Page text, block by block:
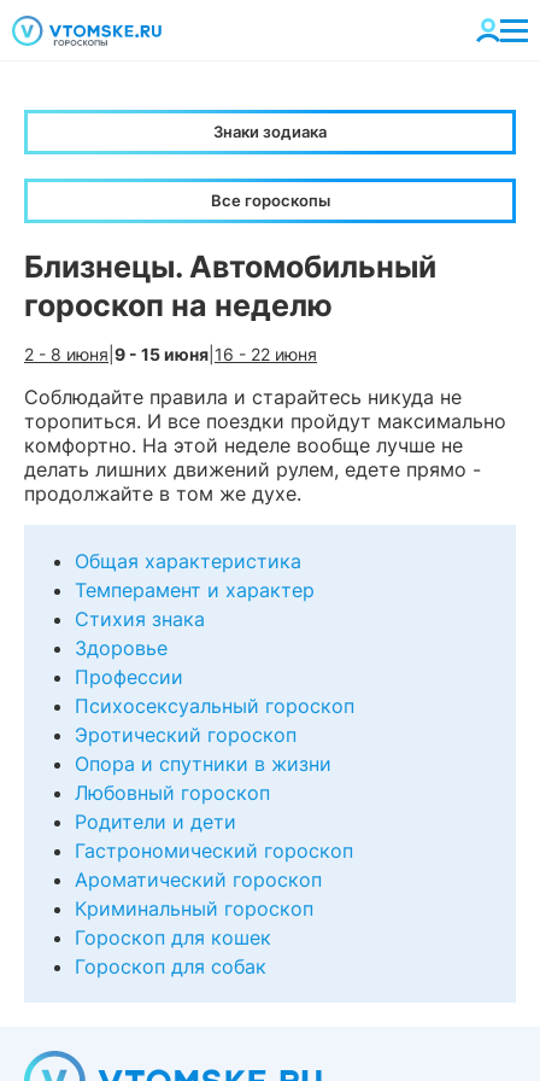
Знаки зодиака
Близнецы. Автомобильный
гороскоп на неделю
2 - 8 июня 9 - 15 июня 16 - 22 июня
Соблюдайте правила и старайтесь никуда не
торопиться. И все поездки пройдут максимально
комфортно. На этой неделе вообще лучше не
делать лишних движений рулем, едете прямо -
продолжайте в том же духе.
Общая характеристика
Темперамент и характер
Стихия знака
Здоровье
Профессии
Психосексуальный гороскоп
Эротический гороскоп
Опора и спутники в жизни
Любовный гороскоп
Родители и дети
Гастрономический гороскоп
Ароматический гороскоп
Криминальный гороскоп
Гороскоп для кошек
Гороскоп для собак
Все гороскопы